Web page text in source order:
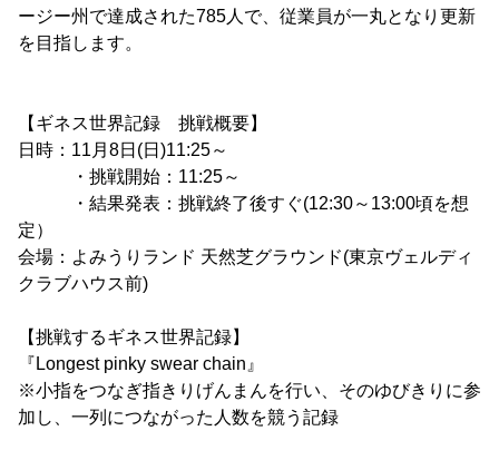
ージー州で達成された785人で、従業員が一丸となり更新
を目指します。
【ギネス世界記録 挑戦概要】
日時：11月8日(日)11:25～
・挑戦開始：11:25～
・結果発表：挑戦終了後すぐ(12:30～13:00頃を想
定）
会場：よみうりランド 天然芝グラウンド(東京ヴェルディ
クラブハウス前)
【挑戦するギネス世界記録】
『Longest pinky swear chain』
※小指をつなぎ指きりげんまんを行い、そのゆびきりに参
加し、一列につながった人数を競う記録